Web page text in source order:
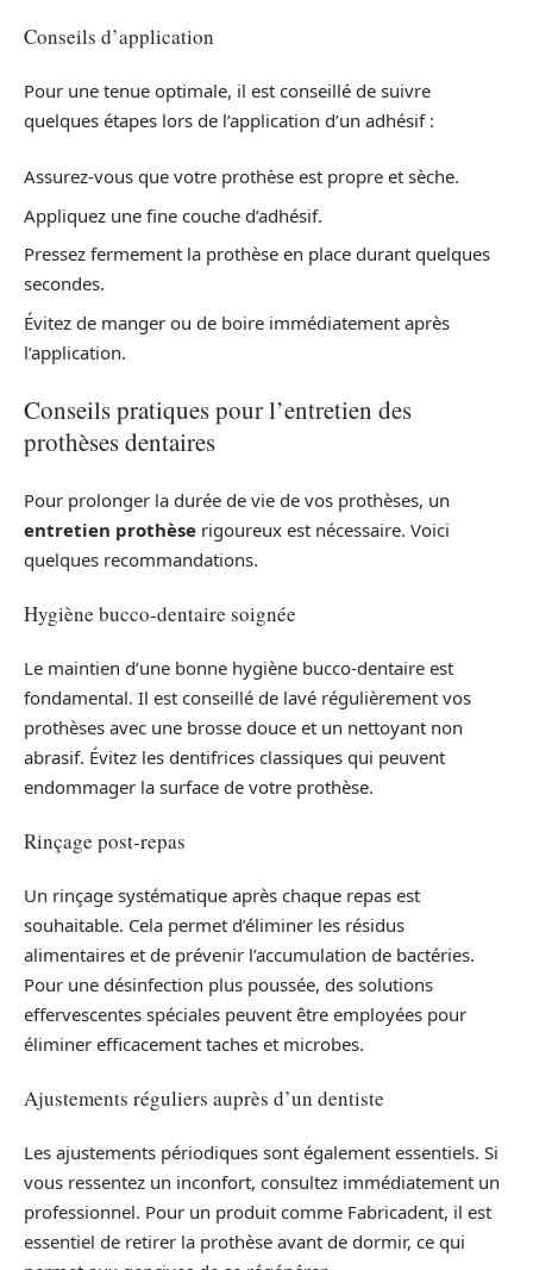
Conseils d’application
Pour une tenue optimale, il est conseillé de suivre
quelques étapes lors de l’application d’un adhésif :
Assurez-vous que votre prothèse est propre et sèche.
Appliquez une fine couche d’adhésif.
Pressez fermement la prothèse en place durant quelques
secondes.
Évitez de manger ou de boire immédiatement après
l’application.
Conseils pratiques pour l’entretien des
prothèses dentaires
Pour prolonger la durée de vie de vos prothèses, un
entretien prothèse rigoureux est nécessaire. Voici
quelques recommandations.
Hygiène bucco-dentaire soignée
Le maintien d’une bonne hygiène bucco-dentaire est
fondamental. Il est conseillé de lavé régulièrement vos
prothèses avec une brosse douce et un nettoyant non
abrasif. Évitez les dentifrices classiques qui peuvent
endommager la surface de votre prothèse.
Rinçage post-repas
Un rinçage systématique après chaque repas est
souhaitable. Cela permet d’éliminer les résidus
alimentaires et de prévenir l’accumulation de bactéries.
Pour une désinfection plus poussée, des solutions
effervescentes spéciales peuvent être employées pour
éliminer efficacement taches et microbes.
Ajustements réguliers auprès d’un dentiste
Les ajustements périodiques sont également essentiels. Si
vous ressentez un inconfort, consultez immédiatement un
professionnel. Pour un produit comme Fabricadent, il est
essentiel de retirer la prothèse avant de dormir, ce qui